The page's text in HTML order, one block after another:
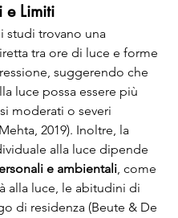
e Limiti
studi trovano una
tra ore di luce e forme
suggerendo che
luce possa essere più
moderati o severi
2019). Inoltre, la
alla luce dipende
e ambientali, come
alla luce, le abitudini di
di residenza (Beute & De